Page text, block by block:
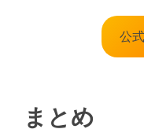
公
まとめ